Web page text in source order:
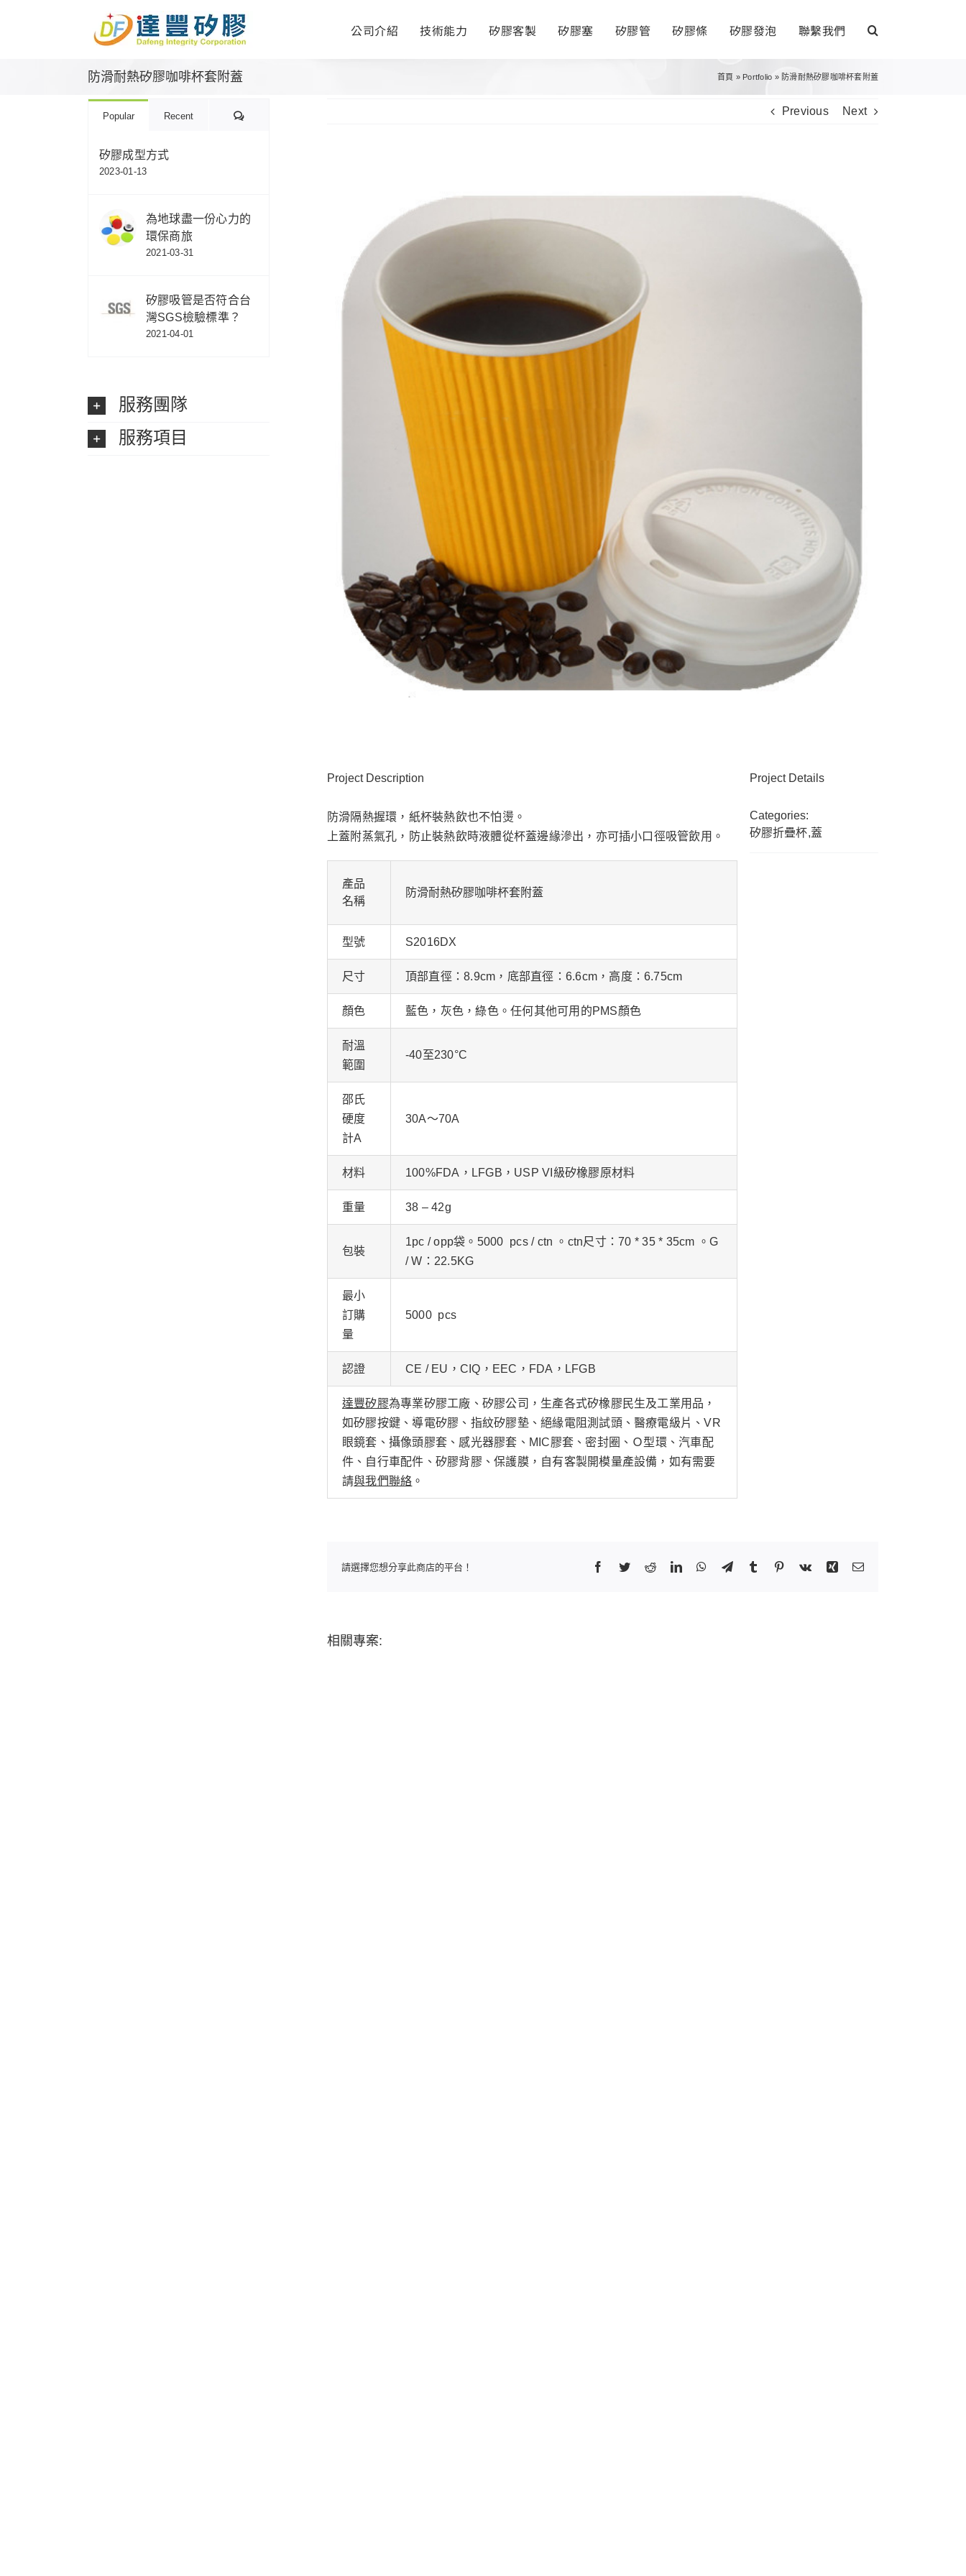
公司介紹 技術能力 矽膠客製 矽膠塞 矽膠管 矽膠條 矽膠發泡 聯繫我們
防滑耐熱矽膠咖啡杯套附蓋 首頁 » Portfolio » 防滑耐熱矽膠咖啡杯套附蓋
Previous Next
Project Description
防滑隔熱握環，紙杯裝熱飲也不怕燙。
上蓋附蒸氣孔，防止裝熱飲時液體從杯蓋邊緣滲出，亦可插小口徑吸管飲用。
產品
名稱
防滑耐熱矽膠咖啡杯套附蓋
型號 S2016DX
尺寸 頂部直徑：8.9cm，底部直徑：6.6cm，高度：6.75cm
顏色 藍色，灰色，綠色。任何其他可用的PMS顏色
耐溫
範圍
-40至230°C
邵氏
硬度
計A
30A〜70A
材料 100%FDA，LFGB，USP VI級矽橡膠原材料
重量 38 – 42g
包裝
1pc / opp袋。5000 pcs / ctn 。ctn尺寸：70 * 35 * 35cm 。G
/ W：22.5KG
最小
訂購
量
5000 pcs
認證 CE / EU，CIQ，EEC，FDA，LFGB
達豐矽膠為專業矽膠工廠、矽膠公司，生產各式矽橡膠民生及工業用品，
如矽膠按鍵、導電矽膠、指紋矽膠墊、絕緣電阻測試頭、醫療電級片、VR
眼鏡套、攝像頭膠套、感光器膠套、MIC膠套、密封圈、Ｏ型環、汽車配
件、自行車配件、矽膠背膠、保護膜，自有客製開模量產設備，如有需要
請與我們聯絡 。
Project Details
Categories:
矽膠折疊杯,蓋
請選擇您想分享此商店的平台！ Facebook
TwitterRedditLinkedInWhatsApp
TelegramTumblr Pinterest
Vk Xing Email:
相關專案:
Popular Recent Comments
矽膠成型方式
2023-01-13
為地球盡一份心力的
環保商旅
2021-03-31
矽膠吸管是否符合台
灣SGS檢驗標準？
2021-04-01
服務團隊
服務項目